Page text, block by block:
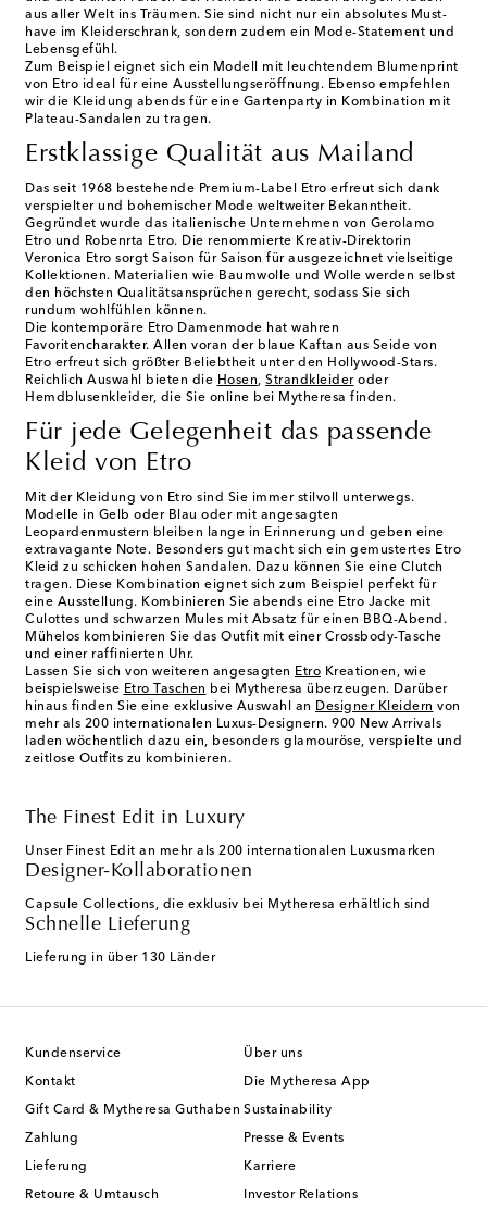
aus aller Welt ins Träumen. Sie sind nicht nur ein absolutes Must-
have im Kleiderschrank, sondern zudem ein Mode-Statement und
Lebensgefühl.
Zum Beispiel eignet sich ein Modell mit leuchtendem Blumenprint
von Etro ideal für eine Ausstellungseröffnung. Ebenso empfehlen
wir die Kleidung abends für eine Gartenparty in Kombination mit
Plateau-Sandalen zu tragen.
Erstklassige Qualität aus Mailand
Das seit 1968 bestehende Premium-Label Etro erfreut sich dank
verspielter und bohemischer Mode weltweiter Bekanntheit.
Gegründet wurde das italienische Unternehmen von Gerolamo
Etro und Robenrta Etro. Die renommierte Kreativ-Direktorin
Veronica Etro sorgt Saison für Saison für ausgezeichnet vielseitige
Kollektionen. Materialien wie Baumwolle und Wolle werden selbst
den höchsten Qualitätsansprüchen gerecht, sodass Sie sich
rundum wohlfühlen können.
Die kontemporäre Etro Damenmode hat wahren
Favoritencharakter. Allen voran der blaue Kaftan aus Seide von
Etro erfreut sich größter Beliebtheit unter den Hollywood-Stars.
Reichlich Auswahl bieten die Hosen, Strandkleideroder
Hemdblusenkleider, die Sie online bei Mytheresa finden.
Für jede Gelegenheit das passende
Kleid von Etro
Mit der Kleidung von Etro sind Sie immer stilvoll unterwegs.
Modelle in Gelb oder Blau oder mit angesagten
Leopardenmustern bleiben lange in Erinnerung und geben eine
extravagante Note. Besonders gut macht sich ein gemustertes Etro
Kleid zu schicken hohen Sandalen. Dazu können Sie eine Clutch
tragen. Diese Kombination eignet sich zum Beispiel perfekt für
eine Ausstellung. Kombinieren Sie abends eine Etro Jacke mit
Culottes und schwarzen Mules mit Absatz für einen BBQ-Abend.
Mühelos kombinieren Sie das Outfit mit einer Crossbody-Tasche
und einer raffinierten Uhr.
Lassen Sie sich von weiteren angesagten Etro Kreationen, wie
beispielsweise Etro Taschen bei Mytheresa überzeugen. Darüber
hinaus finden Sie eine exklusive Auswahl an Designer Kleidern von
mehr als 200 internationalen Luxus-Designern. 900 New Arrivals
laden wöchentlich dazu ein, besonders glamouröse, verspielte und
zeitlose Outfits zu kombinieren.
The Finest Edit in Luxury
Unser Finest Edit an mehr als 200 internationalen Luxusmarken
Designer-Kollaborationen
Capsule Collections, die exklusiv bei Mytheresa erhältlich sind
Schnelle Lieferung
Lieferung in über 130 Länder
Kundenservice
Kontakt
Gift Card & Mytheresa Guthaben
Zahlung
Lieferung
Retoure & Umtausch
Über uns
Die Mytheresa App
Sustainability
Presse & Events
Karriere
Investor Relations